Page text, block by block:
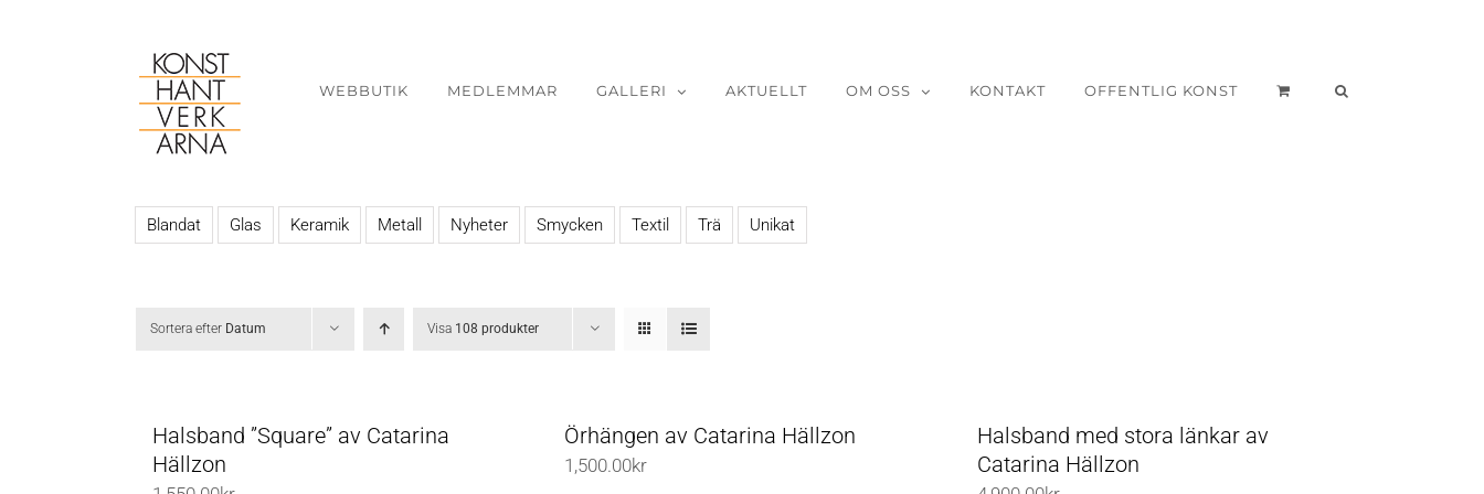
WEBBUTIK MEDLEMMAR GALLERI AKTUELLT OM OSS KONTAKT OFFENTLIG KONST
Blandat Glas Keramik Metall Nyheter Smycken Textil Trä Unikat
Sortera efter Datum Visa 108 produkter
Halsband ”Square” av Catarina
Hällzon
Örhängen av Catarina Hällzon
1,500.00kr
Halsband med stora länkar av
Catarina Hällzon